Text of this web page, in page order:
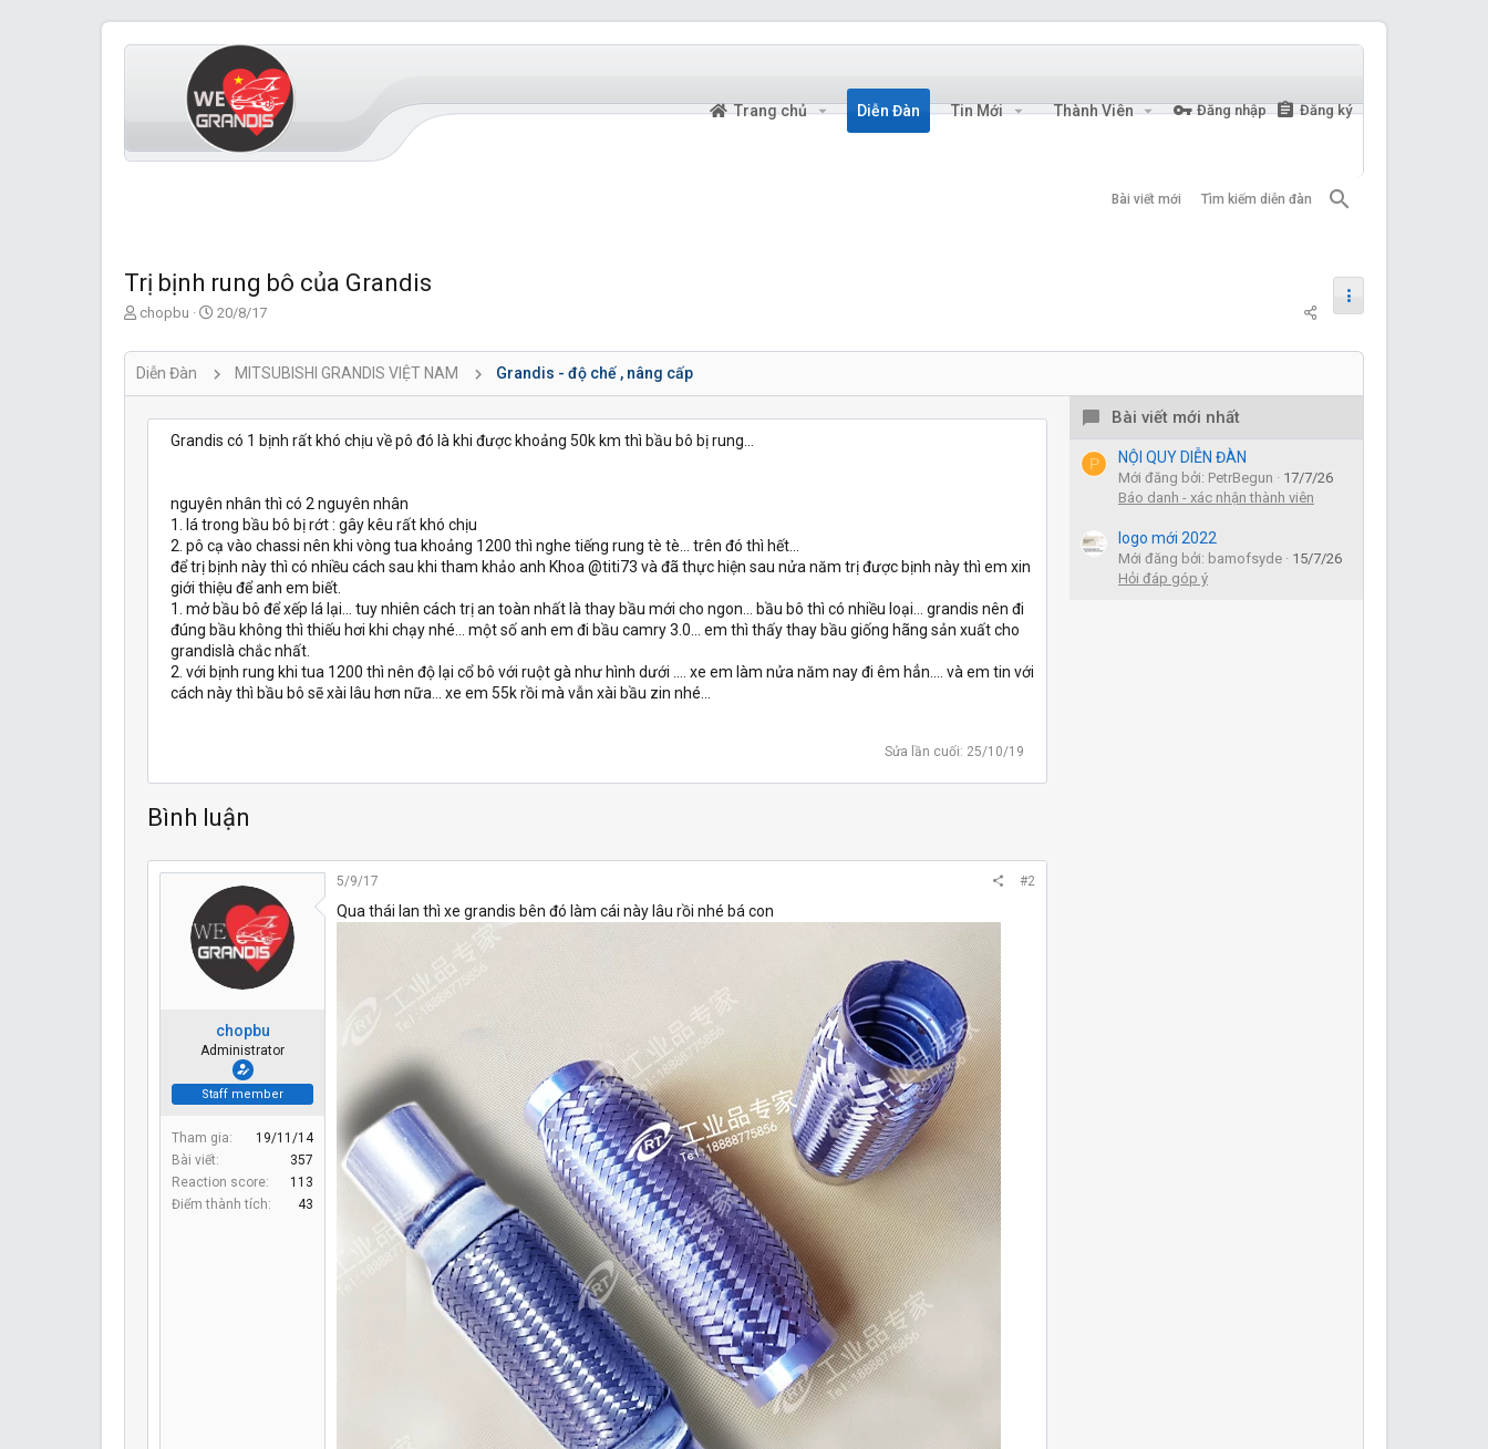
Trang chủ Diễn Đàn Tin Mới Thành Viên Đăng nhập Đăng ký
Bài viết mới Tìm kiếm diễn đàn
Trị bịnh rung bô của Grandis
T
o
b
ở
chopbu
S
a
r
t
t
20/8/17
Diễn Đàn MITSUBISHI GRANDIS VIỆT NAM Grandis - độ chế , nâng cấp
Grandis có 1 bịnh rất khó chịu về pô đó là khi được khoảng 50k km thì bầu bô bị rung...
nguyên nhân thì có 2 nguyên nhân
1. lá trong bầu bô bị rớt : gây kêu rất khó chịu
2. pô cạ vào chassi nên khi vòng tua khoảng 1200 thì nghe tiếng rung tè tè... trên đó thì hết...
để trị bịnh này thì có nhiều cách sau khi tham khảo anh Khoa @titi73 và đã thực hiện sau nửa năm trị được bịnh này thì em xin
giới thiệu để anh em biết.
1. mở bầu bô để xếp lá lại... tuy nhiên cách trị an toàn nhất là thay bầu mới cho ngon... bầu bô thì có nhiều loại... grandis nên đi
đúng bầu không thì thiếu hơi khi chạy nhé... một số anh em đi bầu camry 3.0... em thì thấy thay bầu giống hãng sản xuất cho
grandislà chắc nhất.
2. với bịnh rung khi tua 1200 thì nên độ lại cổ bô với ruột gà như hình dưới .... xe em làm nửa năm nay đi êm hẳn.... và em tin với
cách này thì bầu bô sẽ xài lâu hơn nữa... xe em 55k rồi mà vẫn xài bầu zin nhé...
Sửa lần cuối: 25/10/19
Bình luận
chopbu
Administrator
Staff member
Tham gia
19/11/14
Bài viết
357
Reaction score
113
Điểm thành tích
43
5/9/17 #2
Qua thái lan thì xe grandis bên đó làm cái này lâu rồi nhé bá con
Bài viết mới nhất
P NỘI QUY DIỄN ĐÀN
Mới đăng bởi: PetrBegun
17/7/26
Báo danh - xác nhận thành viên
logo mới 2022
Mới đăng bởi: bamofsyde
15/7/26
Hỏi đáp góp ý